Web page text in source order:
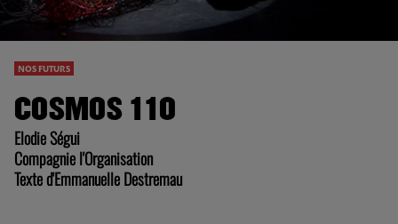
NOS FUTURS
COSMOS 110
Elodie Ségui
Compagnie l'Organisation
Texte d'Emmanuelle Destremau